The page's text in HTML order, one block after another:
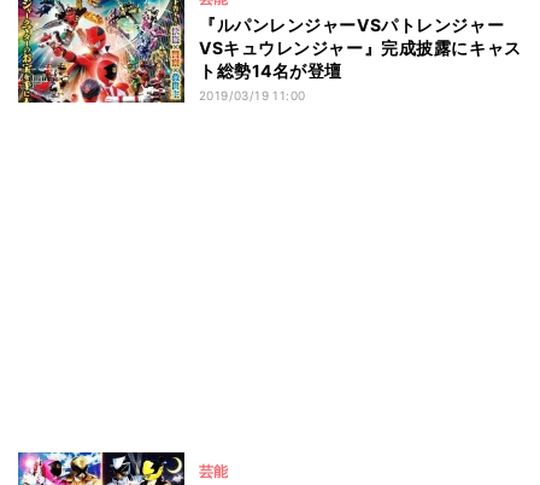
『ルパンレンジャーVSパトレンジャー
VSキュウレンジャー』完成披露にキャス
ト総勢14名が登壇
2019/03/19 11:00
芸能